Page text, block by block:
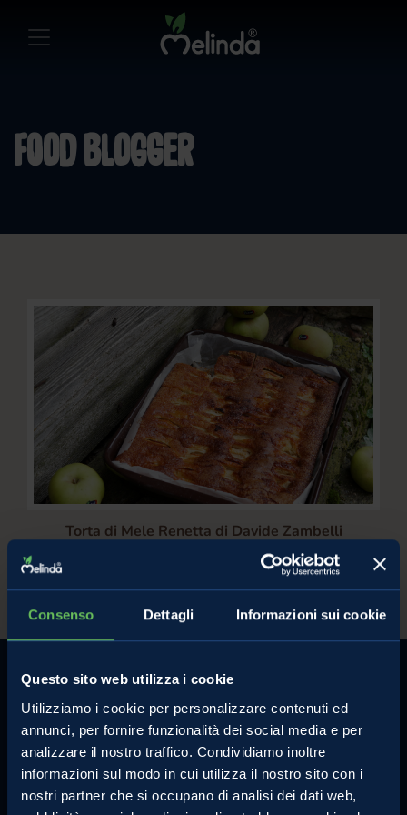
Consenso Dettagli Informazioni sui cookie
Questo sito web utilizza i cookie
Utilizziamo i cookie per personalizzare contenuti ed
annunci, per fornire funzionalità dei social media e per
analizzare il nostro traffico. Condividiamo inoltre
informazioni sul modo in cui utilizza il nostro sito con i
nostri partner che si occupano di analisi dei dati web,
Food Blogger
Torta di Mele Renetta di Davide Zambelli
Colazione con le mele
MELINDA
L'azienda
Comunicati Stampa
MELE VAL DI NON
Le mele e gli altri prodotti
La torta di mele perfetta